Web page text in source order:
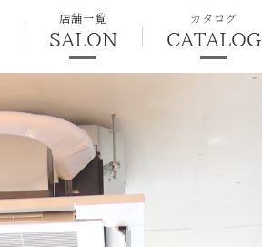
店舗一覧
SALON
カタログ
CATALOG